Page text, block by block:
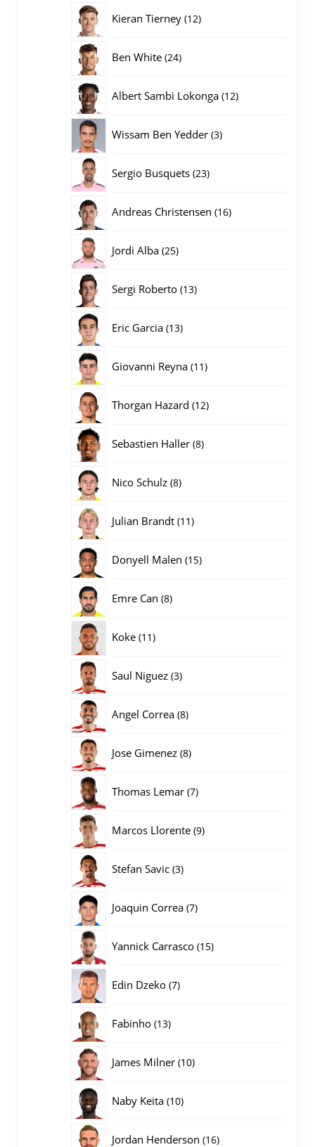
Kieran Tierney 1212
Ben White 2424
Albert Sambi Lokonga 1212
Wissam Ben Yedder 33
Sergio Busquets 2323
Andreas Christensen 1616
Jordi Alba 2525
Sergi Roberto 1313
Eric Garcia 1313
Giovanni Reyna 1111
Thorgan Hazard 1212
Sebastien Haller 88
Nico Schulz 88
Julian Brandt 1111
Donyell Malen 1515
Emre Can 88
Koke 1111
Saul Niguez 33
Angel Correa 88
Jose Gimenez 88
Thomas Lemar 77
Marcos Llorente 99
Stefan Savic 33
Joaquin Correa 77
Yannick Carrasco 1515
Edin Dzeko 77
Fabinho 1313
James Milner 1010
Naby Keita 1010
Jordan Henderson 1616